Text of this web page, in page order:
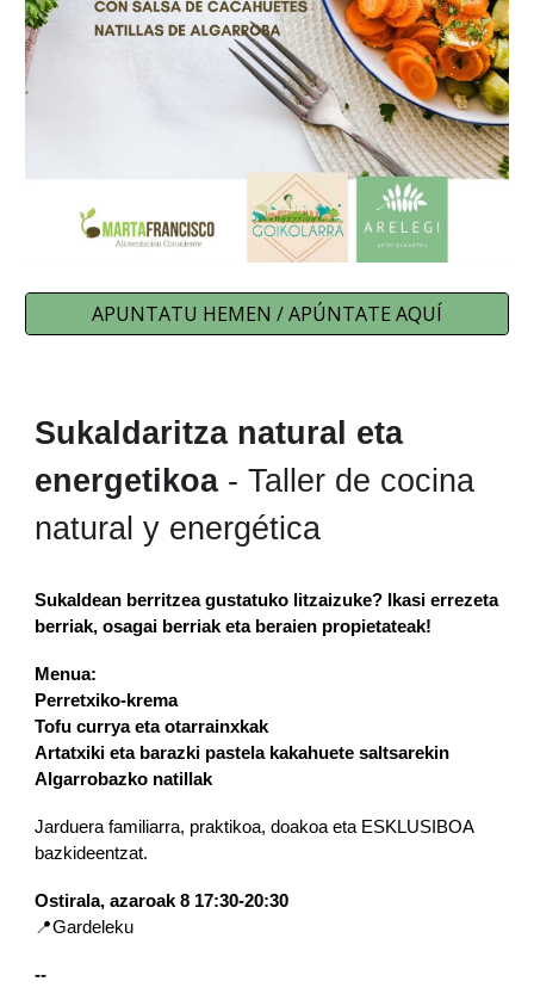
APUNTATU HEMEN / APÚNTATE AQUÍ
Sukaldaritza natural eta
energetikoa - Taller de cocina
natural y energética
Sukaldean berritzea gustatuko litzaizuke? Ikasi errezeta
berriak, osagai berriak eta beraien propietateak!
Menua:
Perretxiko-krema
Tofu currya eta otarrainxkak
Artatxiki eta barazki pastela kakahuete saltsarekin
Algarrobazko natillak
Jarduera familiarra, praktikoa, doakoa eta ESKLUSIBOA
bazkideentzat.
Ostirala, azaroak 8 17:30-20:30
📍Gardeleku
--